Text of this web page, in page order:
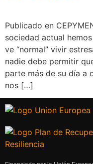
Publicado en
sociedad actual
ve “normal” vivir
nadie debe permitir
parte más de su día a
nos […]